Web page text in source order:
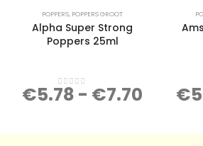
POPPERS, POPPERS GROOT
Alpha Super Strong
Poppers 25ml
0out of 5
€5.78 - €7.70 €